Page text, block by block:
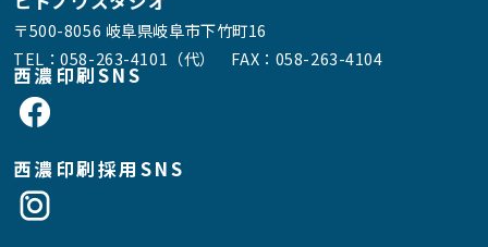
〒500-8056 岐阜県岐阜市下竹町16
TEL：058-263-4101（代） FAX：058-263-4104
西濃印刷SNS
西濃印刷採用SNS